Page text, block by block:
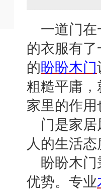
一道门
的衣服有
的盼盼木门
粗糙平庸
家里的作
门是家
人的生活
盼盼木门
优势。专业